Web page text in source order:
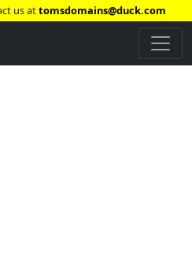
us attomsdomains@duck.com